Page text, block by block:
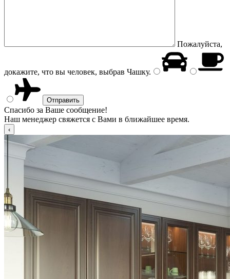
Пожалуйста,
докажите, что вы человек, выбрав Чашку.
Спасибо за Ваше сообщение!
Наш менеджер свяжется с Вами в ближайшее время.